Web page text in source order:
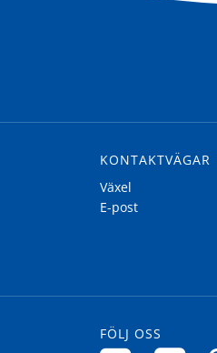
KONTAKTVÄGAR
Växel
E-post
FÖLJ OSS